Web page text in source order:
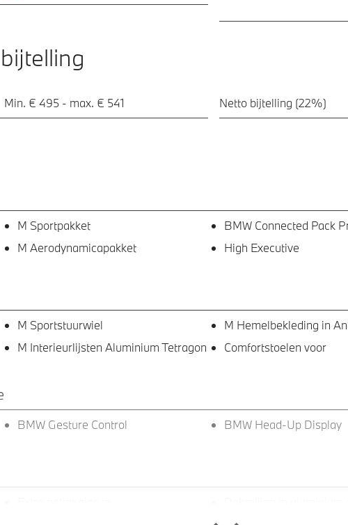
Min. € 495 - max. € 541 Netto bijtelling (22%)
M Sportpakket BMW Connected Pack
M Aerodynamicapakket High Executive
M Sportstuurwiel M Hemelbekleding in
M Interieurlijsten Aluminium Tetragon
Comfortstoelen voor
BMW Gesture Control BMW Head-Up Display